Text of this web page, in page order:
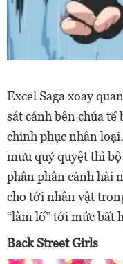
Excel Saga xoay
sát cánh bên chúa tể
chinh phục nhân
mưu quỷ quyệt thì
phân phân cảnh hài
cho tới nhân vật
“làm lố” tới mức bất
Back Street Girls